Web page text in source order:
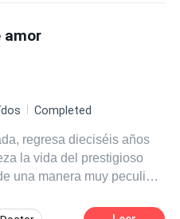
se apaixona
por Júlia. Um
emocionante, o qual
amor
Completed
regresa dieciséis años
la vida del prestigioso
una manera muy peculiar;
descubrirá que lo